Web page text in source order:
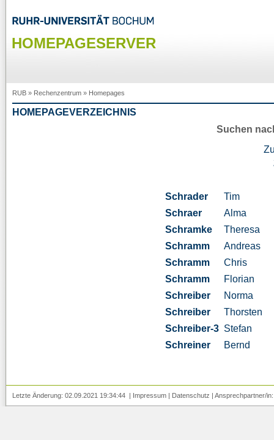
HOMEPAGESERVER
RUB » Rechenzentrum » Homepages
HOMEPAGEVERZEICHNIS
Suchen
Schrader
Tim
Schraer
Alma
Schramke
Theresa
Schramm
Andreas
Schramm
Chris
Schramm
Florian
Schreiber
Norma
Schreiber
Thorsten
Schreiber-3 Stefan
Schreiner
Bernd
Letzte Änderung: 02.09.2021 19:34:44 | Impressum | Datenschutz | Ansprechpartner/